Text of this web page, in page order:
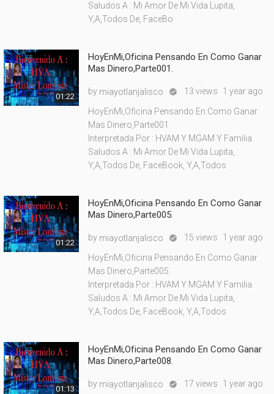
Saludos A : Mi Amor De Mi Vida Lupita,
Y,A,Todos De, FaceBo
01:22
HoyEnMi,Oficina Pensando En Como Ganar
Mas Dinero,Parte001.
by miayotlanjalisco  13 views 1 year ago
HoyEnMi,Oficina Pensando En Como Ganar
Mas Dinero,Parte001.
Interpretada Por : HVAM Y MGAM Y Familia.
Saludos A : Mi Amor De Mi Vida Lupita,
Y,A,Todos De, FaceBook, Y,A,Todos
01:22
HoyEnMi,Oficina Pensando En Como Ganar
Mas Dinero,Parte005.
by miayotlanjalisco  15 views 1 year ago
HoyEnMi,Oficina Pensando En Como Ganar
Mas Dinero,Parte005.
Interpretada Por : HVAM Y MGAM Y Familia.
Saludos A : Mi Amor De Mi Vida Lupita,
Y,A,Todos De, FaceBook, Y,A,Todos
01:13
HoyEnMi,Oficina Pensando En Como Ganar
Mas Dinero,Parte008.
by miayotlanjalisco  17 views 1 year ago